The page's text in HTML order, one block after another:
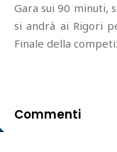
Gara sui 90 minuti,
si andrà ai Rigori
Finale della
Commenti